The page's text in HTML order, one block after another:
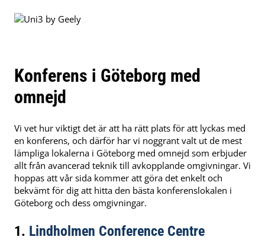
Konferens i Göteborg med
omnejd
Vi vet hur viktigt det är att ha rätt plats för att lyckas med
en konferens, och därför har vi noggrant valt ut de mest
lämpliga lokalerna i Göteborg med omnejd som erbjuder
allt från avancerad teknik till avkopplande omgivningar. Vi
hoppas att vår sida kommer att göra det enkelt och
bekvämt för dig att hitta den bästa konferenslokalen i
Göteborg och dess omgivningar.
1. Lindholmen Conference Centre